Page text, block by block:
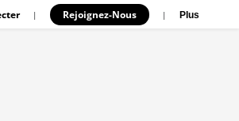
| Rejoignez-Nous | Plus